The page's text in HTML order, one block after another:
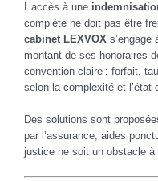
L’accès à une
complète ne doit pas être
cabinet LEXVOX s’engage
montant de ses honoraires
convention claire : forfait,
selon la complexité et l’état
Des solutions sont
par l’assurance, aides
justice ne soit un obstacle à